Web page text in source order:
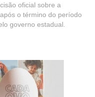
oficial sobre a
o término do período
governo estadual.